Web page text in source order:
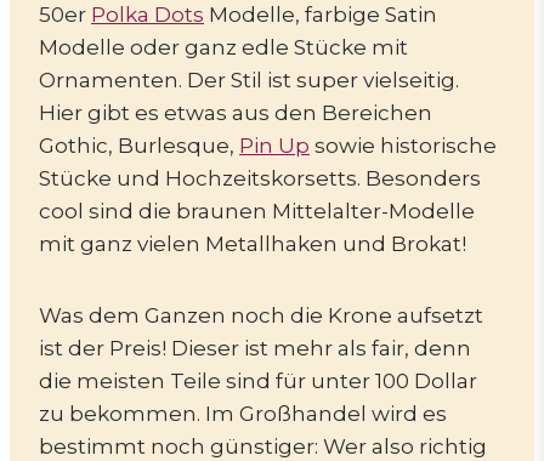
50er Polka Dots Modelle, farbige Satin
Modelle oder ganz edle Stücke mit
Ornamenten. Der Stil ist super vielseitig.
Hier gibt es etwas aus den Bereichen
Gothic, Burlesque, Pin Up sowie historische
Stücke und Hochzeitskorsetts. Besonders
cool sind die braunen Mittelalter-Modelle
mit ganz vielen Metallhaken und Brokat!
Was dem Ganzen noch die Krone aufsetzt
ist der Preis! Dieser ist mehr als fair, denn
die meisten Teile sind für unter 100 Dollar
zu bekommen. Im Großhandel wird es
bestimmt noch günstiger: Wer also richtig